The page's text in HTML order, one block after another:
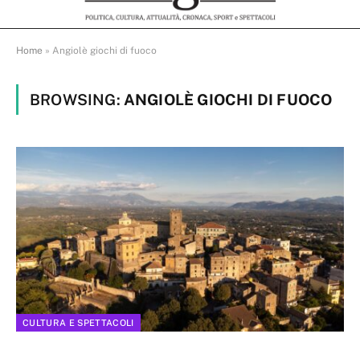
Home » Angiolè giochi di fuoco
BROWSING: ANGIOLÈ GIOCHI DI FUOCO
CULTURA E SPETTACOLI